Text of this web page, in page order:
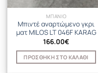
ΜΠΑΝΙΟ
Μπιντέ αναρτώμενο γκρι
ματ MILOS LT 046F KARAG
166.00€
ΠΡΟΣΘΉΚΗ ΣΤΟ ΚΑΛΆΘΙ